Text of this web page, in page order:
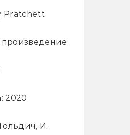
Pratchett
2020
И.